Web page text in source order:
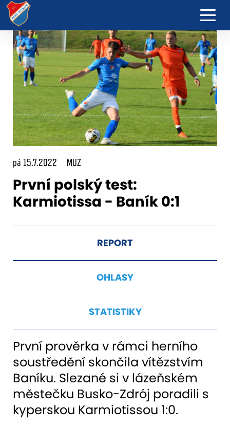
pá 15.7.2022 MUZ
První polský test:
Karmiotissa - Baník 0:1
REPORT
OHLASY
STATISTIKY
První prověrka v rámci herního
soustředění skončila vítězstvím
Baníku. Slezané si v lázeňském
městečku Busko-Zdrój poradili s
kyperskou Karmiotissou 1:0.